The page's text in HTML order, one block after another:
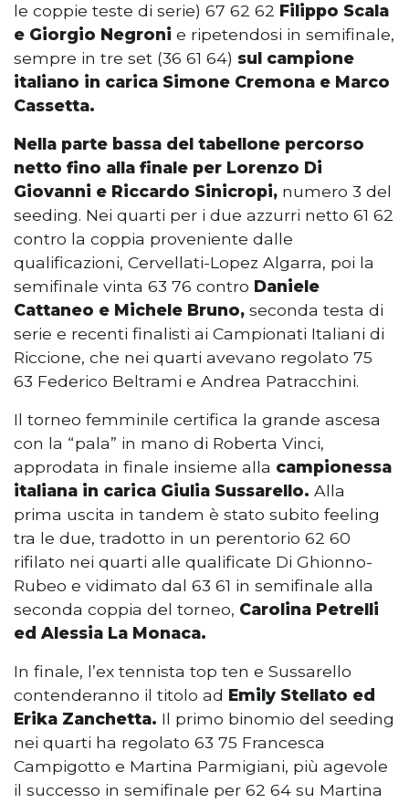
le coppie teste di serie) 67 62 62 Filippo Scala
e Giorgio Negroni e ripetendosi in semifinale,
sempre in tre set (36 61 64) sul campione
italiano in carica Simone Cremona e Marco
Cassetta.
Nella parte bassa del tabellone percorso
netto fino alla finale per Lorenzo Di
Giovanni e Riccardo Sinicropi, numero 3 del
seeding. Nei quarti per i due azzurri netto 61 62
contro la coppia proveniente dalle
qualificazioni, Cervellati-Lopez Algarra, poi la
semifinale vinta 63 76 contro Daniele
Cattaneo e Michele Bruno, seconda testa di
serie e recenti finalisti ai Campionati Italiani di
Riccione, che nei quarti avevano regolato 75
63 Federico Beltrami e Andrea Patracchini.
Il torneo femminile certifica la grande ascesa
con la “pala” in mano di Roberta Vinci,
approdata in finale insieme alla campionessa
italiana in carica Giulia Sussarello. Alla
prima uscita in tandem è stato subito feeling
tra le due, tradotto in un perentorio 62 60
rifilato nei quarti alle qualificate Di Ghionno-
Rubeo e vidimato dal 63 61 in semifinale alla
seconda coppia del torneo, Carolina Petrelli
ed Alessia La Monaca.
In finale, l’ex tennista top ten e Sussarello
contenderanno il titolo ad Emily Stellato ed
Erika Zanchetta. Il primo binomio del seeding
nei quarti ha regolato 63 75 Francesca
Campigotto e Martina Parmigiani, più agevole
il successo in semifinale per 62 64 su Martina